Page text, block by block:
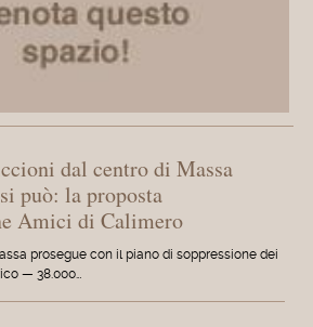
dal centro di Massa
può: la proposta
Amici di Calimero
prosegue con il piano di soppressione dei
— 38.000…